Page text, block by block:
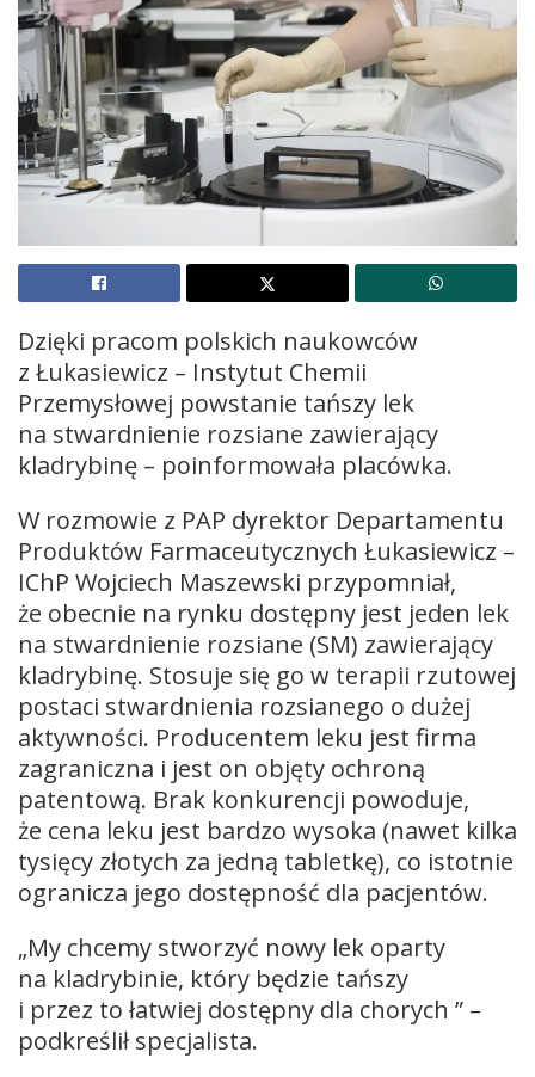
Dzięki pracom polskich naukowców
z Łukasiewicz – Instytut Chemii
Przemysłowej powstanie tańszy lek
na stwardnienie rozsiane zawierający
kladrybinę – poinformowała placówka.
W rozmowie z PAP dyrektor Departamentu
Produktów Farmaceutycznych Łukasiewicz –
IChP Wojciech Maszewski przypomniał,
że obecnie na rynku dostępny jest jeden lek
na stwardnienie rozsiane (SM) zawierający
kladrybinę. Stosuje się go w terapii rzutowej
postaci stwardnienia rozsianego o dużej
aktywności. Producentem leku jest firma
zagraniczna i jest on objęty ochroną
patentową. Brak konkurencji powoduje,
że cena leku jest bardzo wysoka (nawet kilka
tysięcy złotych za jedną tabletkę), co istotnie
ogranicza jego dostępność dla pacjentów.
„My chcemy stworzyć nowy lek oparty
na kladrybinie, który będzie tańszy
i przez to łatwiej dostępny dla chorych ” –
podkreślił specjalista.